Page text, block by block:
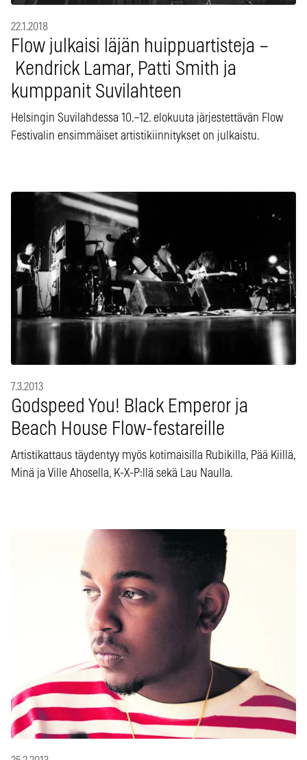
22.1.2018
Flow julkaisi läjän huippuartisteja –
Kendrick Lamar, Patti Smith ja
kumppanit Suvilahteen
Helsingin Suvilahdessa 10.–12. elokuuta järjestettävän Flow
Festivalin ensimmäiset artistikiinnitykset on julkaistu.
7.3.2013
Godspeed You! Black Emperor ja
Beach House Flow-festareille
Artistikattaus täydentyy myös kotimaisilla Rubikilla, Pää Kiillä,
Minä ja Ville Ahosella, K-X-P:llä sekä Lau Naulla.